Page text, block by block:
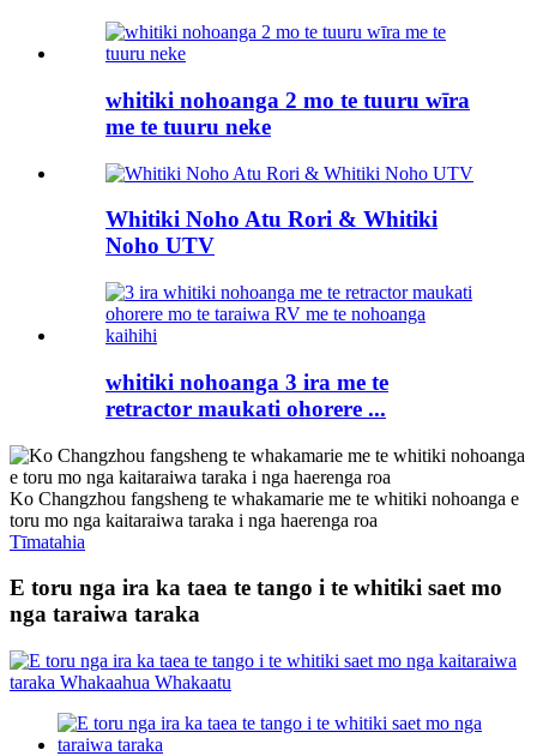
whitiki nohoanga 2 mo te tuuru wīra
me te tuuru neke
Whitiki Noho Atu Rori & Whitiki
Noho UTV
whitiki nohoanga 3 ira me te
retractor maukati ohorere ...
Ko Changzhou fangsheng te whakamarie me te whitiki nohoanga e
toru mo nga kaitaraiwa taraka i nga haerenga roa
Tīmatahia
E toru nga ira ka taea te tango i te whitiki saet mo
nga taraiwa taraka